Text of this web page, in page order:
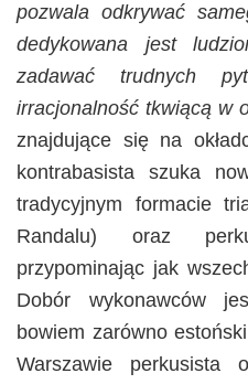
pozwala odkrywać
dedykowana jest
zadawać trudnych
irracjonalność tkwiącą w
znajdujące się na
kontrabasista szuka
tradycyjnym formacie
Randalu) oraz
przypominając jak
Dobór wykonawców
bowiem zarówno
Warszawie